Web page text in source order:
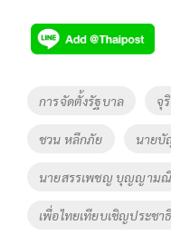
e
b
o
o
k
tt
er
p
y
k
Tags
การจัดตั้งรัฐบาล จุ
ชวน หลีกภัย นาย
นายสรรเพชญ บุญญาม
เพื่อไทยเทียบเชิญประชา